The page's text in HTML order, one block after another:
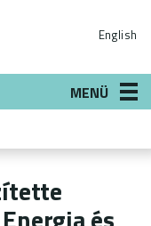
English
MENÜ